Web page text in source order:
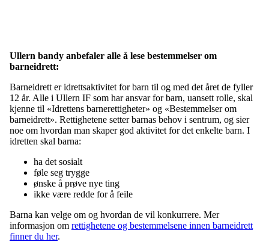
Ullern bandy anbefaler alle å lese bestemmelser om
barneidrett:
Barneidrett er idrettsaktivitet for barn til og med det året de fyller
12 år. Alle i Ullern IF som har ansvar for barn, uansett rolle, skal
kjenne til «Idrettens barnerettigheter» og «Bestemmelser om
barneidrett». Rettighetene setter barnas behov i sentrum, og sier
noe om hvordan man skaper god aktivitet for det enkelte barn. I
idretten skal barna:
ha det sosialt
føle seg trygge
ønske å prøve nye ting
ikke være redde for å feile
Barna kan velge om og hvordan de vil konkurrere. Mer
informasjon om rettighetene og bestemmelsene innen barneidrett
finner du her.